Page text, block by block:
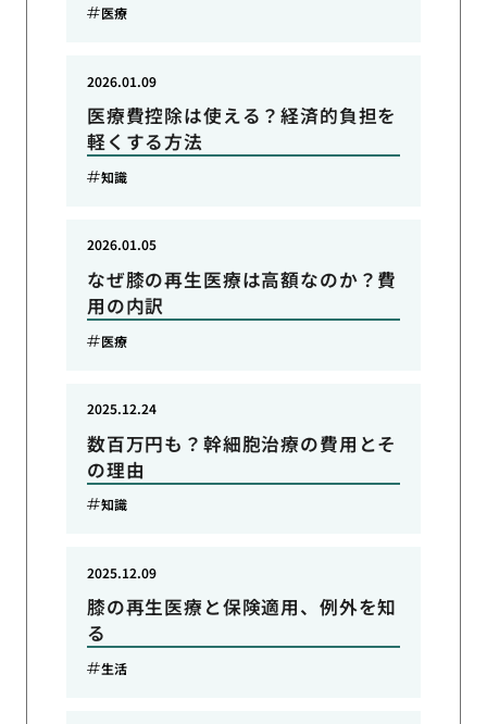
医療
医療費控除は使える？経済的負担を
軽くする方法
2026.01.09
知識
なぜ膝の再生医療は高額なのか？費
用の内訳
2026.01.05
医療
数百万円も？幹細胞治療の費用とそ
の理由
2025.12.24
知識
膝の再生医療と保険適用、例外を知
る
2025.12.09
生活